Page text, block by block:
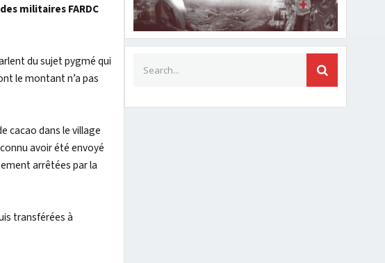
militaires FARDC
du sujet pygmé qui
le montant n’a pas
cacao dans le village
avoir été envoyé
arrêtées par la
transférées à